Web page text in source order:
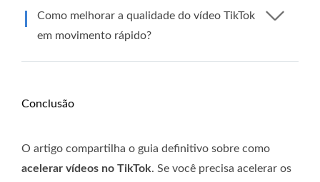
Como melhorar a qualidade do vídeo TikTok
em movimento rápido?
Conclusão
O artigo compartilha o guia definitivo sobre como
acelerar vídeos no TikTok. Se você precisa acelerar os